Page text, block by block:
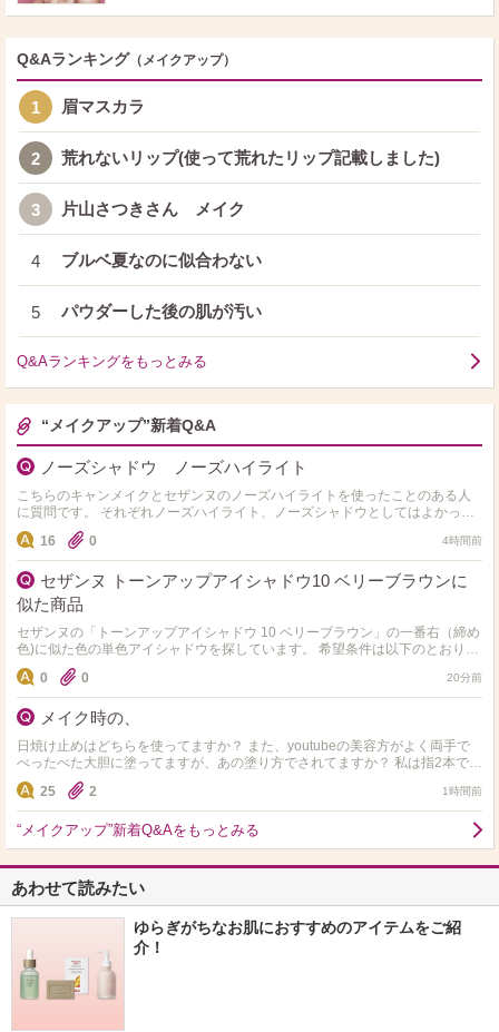
Q&Aランキング （メイクアップ）
1 眉マスカラ
2 荒れないリップ(使って荒れたリップ記載しました)
3 片山さつきさん メイク
4 ブルベ夏なのに似合わない
5 パウダーした後の肌が汚い
Q&Aランキングをもっとみる
“メイクアップ”新着Q&A
ノーズシャドウ ノーズハイライト
こちらのキャンメイクとセザンヌのノーズハイライトを使ったことのある人
に質問です。 それぞれノーズハイライト、ノーズシャドウとしてはよかった
ですか？ また他にノーズハイライト/ノーズシャドウとし…
16 0 4時間前
セザンヌ トーンアップアイシャドウ10 ベリーブラウンに
似た商品
セザンヌの「トーンアップアイシャドウ 10 ベリーブラウン」の一番右（締め
色)に似た色の単色アイシャドウを探しています。 希望条件は以下のとおりで
す。 ・1,000円以下 ・色味ができる…
0 0 20分前
メイク時の、
日焼け止めはどちらを使ってますか？ また、youtubeの美容方がよく両手で
べったべた大胆に塗ってますが、あの塗り方でされてますか？ 私は指2本でゆ
っくり丁寧に塗ってます。
25 2 1時間前
“メイクアップ”新着Q&Aをもっとみる
あわせて読みたい
ゆらぎがちなお肌におすすめのアイテムをご紹
介！